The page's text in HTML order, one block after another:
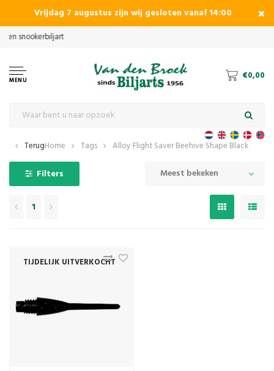
Vrijdag 7 augustus zijn wij gesloten vanaf 14:00
MENU €0,00
TerugHome Tags Alloy Flight Saver Beehive Shape Black
Filters Meest bekeken
1
TIJDELIJK UITVERKOCHT